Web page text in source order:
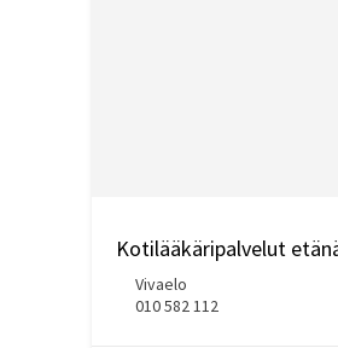
Kotilääkäripalvelut
Vivaelo
010 582 112